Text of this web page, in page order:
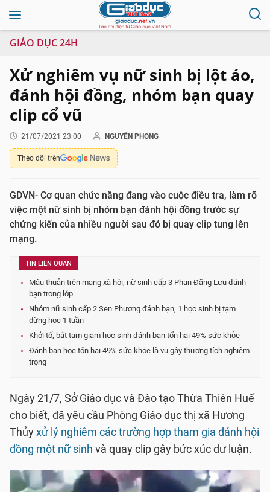
GIÁO DỤC 24H
Xử nghiêm vụ nữ sinh bị lột áo,
đánh hội đồng, nhóm bạn quay
clip cổ vũ
21/07/2021 23:00 NGUYÊN PHONG
Theo dõi trên
GDVN- Cơ quan chức năng đang vào cuộc điều tra, làm rõ
việc một nữ sinh bị nhóm bạn đánh hội đồng trước sự
chứng kiến của nhiều người sau đó bị quay clip tung lên
mạng.
TIN LIÊN QUAN
Mâu thuẫn trên mạng xã hội, nữ sinh cấp 3 Phan Đăng Lưu đánh
bạn trong lớp
Nhóm nữ sinh cấp 2 Sen Phương đánh bạn, 1 học sinh bị tạm
dừng học 1 tuần
Khởi tố, bắt tạm giam học sinh đánh bạn tổn hại 49% sức khỏe
Đánh bạn học tổn hại 49% sức khỏe là vụ gây thương tích nghiêm
trọng
Ngày 21/7, Sở Giáo dục và Đào tạo Thừa Thiên Huế
cho biết, đã yêu cầu Phòng Giáo dục thị xã Hương
Thủyxử lý nghiêm các trường hợp tham gia đánh hội
đồng một nữ sinh và quay clip gây bức xúc dư luận.